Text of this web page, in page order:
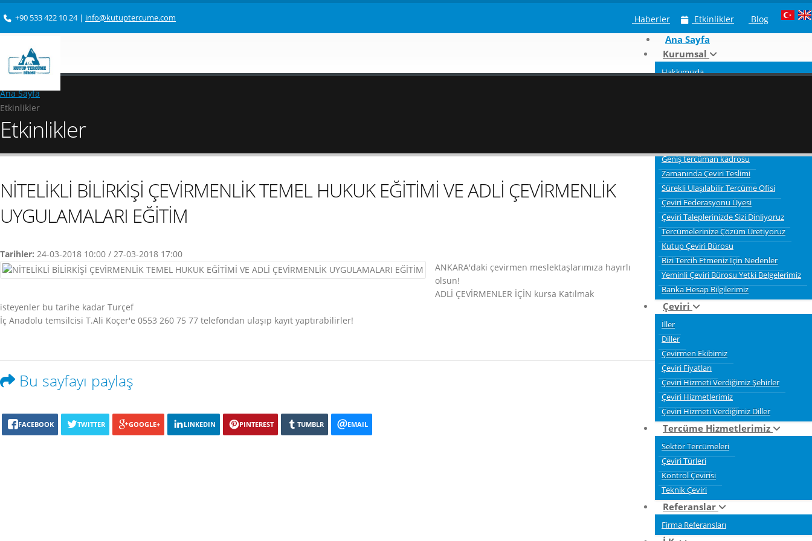
+90 533 422 10 24| info@kutuptercume.com Haberler Etkinlikler Blog
Ana Sayfa
Kurumsal
Hakkımızda
Geniş tercüman kadrosu
Zamanında Çeviri Teslimi
Sürekli Ulaşılabilir Tercüme Ofisi
Çeviri Federasyonu Üyesi
Çeviri Taleplerinizde Sizi Dinliyoruz
Tercümelerinize Çözüm Üretiyoruz
Kutup Çeviri Bürosu
Bizi Tercih Etmeniz İçin Nedenler
Yeminli Çeviri Bürosu Yetki Belgelerimiz
Banka Hesap Bilgilerimiz
Çeviri
İller
Diller
Çevirmen Ekibimiz
Çeviri Fiyatları
Çeviri Hizmeti Verdiğimiz Şehirler
Çeviri Hizmetlerimiz
Çeviri Hizmeti Verdiğimiz Diller
Tercüme Hizmetlerimiz
Sektör Tercümeleri
Çeviri Türleri
Kontrol Çevirisi
Teknik Çeviri
Referanslar
Firma Referansları
Ana Sayfa
Etkinlikler
Etkinlikler
NİTELİKLİ BİLİRKİŞİ ÇEVİRMENLİK TEMEL HUKUK EĞİTİMİ VE ADLİ ÇEVİRMENLİK
UYGULAMALARI EĞİTİM
Tarihler: 24-03-2018 10:00 / 27-03-2018 17:00
ANKARA'daki çevirmen meslektaşlarımıza hayırlı
olsun!
ADLİ ÇEVİRMENLER İÇİN kursa Katılmak
isteyenler bu tarihe kadar Turçef
İç Anadolu temsilcisi T.Ali Koçer'e 0553 260 75 77 telefondan ulaşıp kayıt yaptırabilirler!
Bu sayfayı paylaş
FACEBOOK TWITTER GOOGLE+ LINKEDIN PINTEREST TUMBLR EMAIL